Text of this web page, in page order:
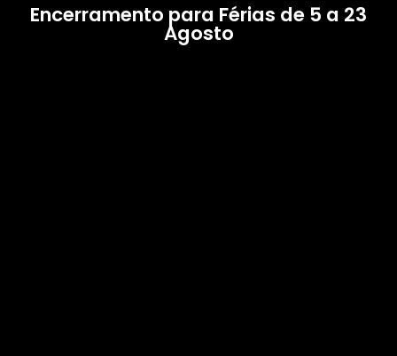
Encerramento para Férias de 5 a 23
Agosto